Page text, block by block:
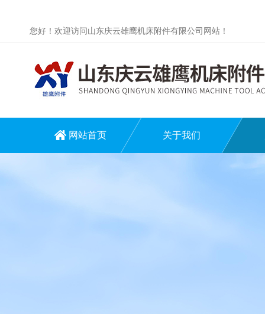
您好！欢迎访问山东庆云雄鹰机床附件有限公司网站！
网站首页 关于我们